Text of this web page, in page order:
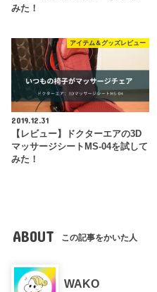
みた！
アイテム＆グッズレビュー
2019.12.31
【レビュー】ドクターエアの3D
マッサージシートMS-04を試して
みた！
ABOUT この記事をかいた人
WAKO